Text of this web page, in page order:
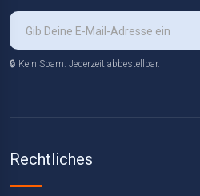
🔒 Kein Spam. Jederzeit abbestellbar.
Rechtliches